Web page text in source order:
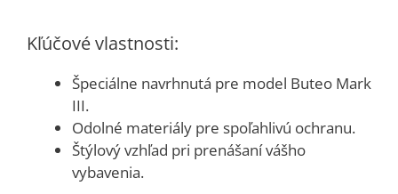
Kľúčové vlastnosti:
Špeciálne navrhnutá pre model Buteo Mark
III.
Odolné materiály pre spoľahlivú ochranu.
Štýlový vzhľad pri prenášaní vášho
vybavenia.